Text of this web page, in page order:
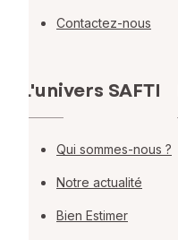
Contactez-nous
L'univers SAFTI
Qui sommes-nous ?
Notre actualité
Bien Estimer